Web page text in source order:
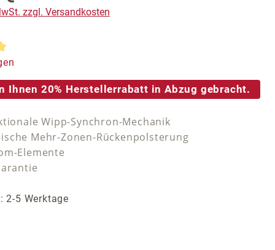
zzgl. Versandkosten
Bewertung von 5 von 5 Sternen
Ihnen 20% Herstellerrabatt in Abzug gebracht.
Wipp-Synchron-Mechanik
Mehr-Zonen-Rückenpolsterung
Elemente
2-5 Werktage